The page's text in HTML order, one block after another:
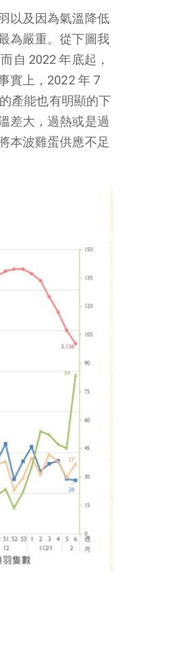
以及因為氣溫降低
為嚴重。從下圖我
自 2022 年底起，
實上，2022 年 7
產能也有明顯的下
差大，過熱或是過
本波雞蛋供應不足